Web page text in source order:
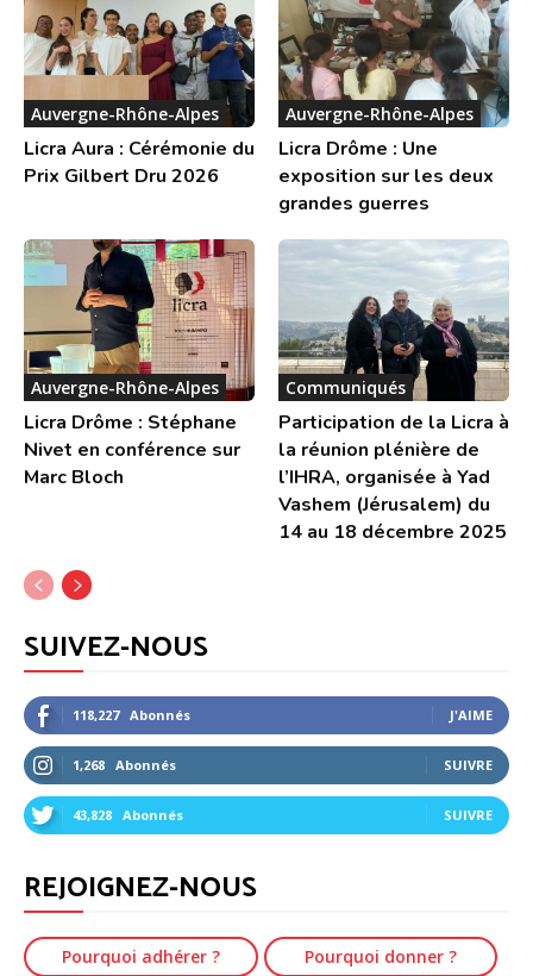
Auvergne-Rhône-Alpes
Licra Aura : Cérémonie du
Prix Gilbert Dru 2026
Auvergne-Rhône-Alpes
Licra Drôme : Une
exposition sur les deux
grandes guerres
Auvergne-Rhône-Alpes
Licra Drôme : Stéphane
Nivet en conférence sur
Marc Bloch
Communiqués
Participation de la Licra à
la réunion plénière de
l’IHRA, organisée à Yad
Vashem (Jérusalem) du
14 au 18 décembre 2025
SUIVEZ-NOUS
118,227 Abonnés J'AIME
1,268 Abonnés SUIVRE
43,828 Abonnés SUIVRE
REJOIGNEZ-NOUS
Pourquoi adhérer ? Pourquoi donner ?